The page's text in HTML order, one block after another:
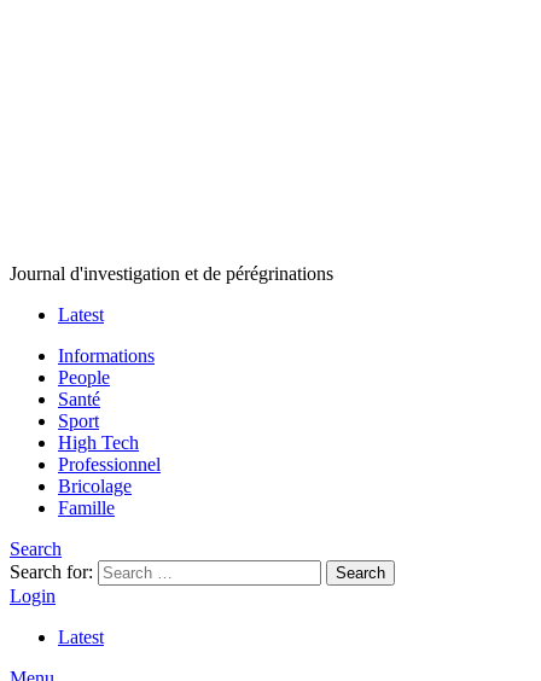
Journal d'investigation et de pérégrinations
Latest
Informations
People
Santé
Sport
High Tech
Professionnel
Bricolage
Famille
Search
Search for:
Search
Login
Latest